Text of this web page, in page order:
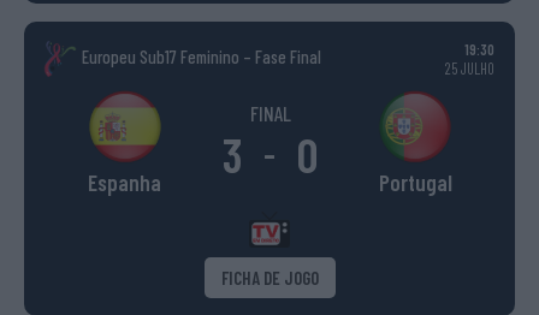
Europeu Sub17 Feminino – Fase Final
19:30
25 JULHO
Espanha
FINAL
3 - 0 Portugal
FICHA DE JOGO